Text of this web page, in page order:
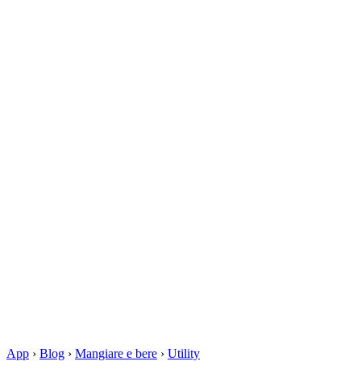
App › Blog › Mangiare e bere › Utility